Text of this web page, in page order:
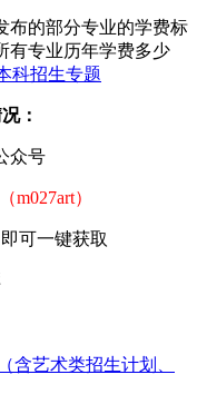
布的部分专业的学费标
有专业历年学费多少
科招生专题
：
m027art）
即可一键获取
含艺术类招生计划、